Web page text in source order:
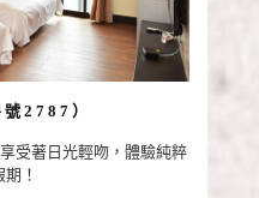
2787）
受著日光輕吻，體驗純粹
！